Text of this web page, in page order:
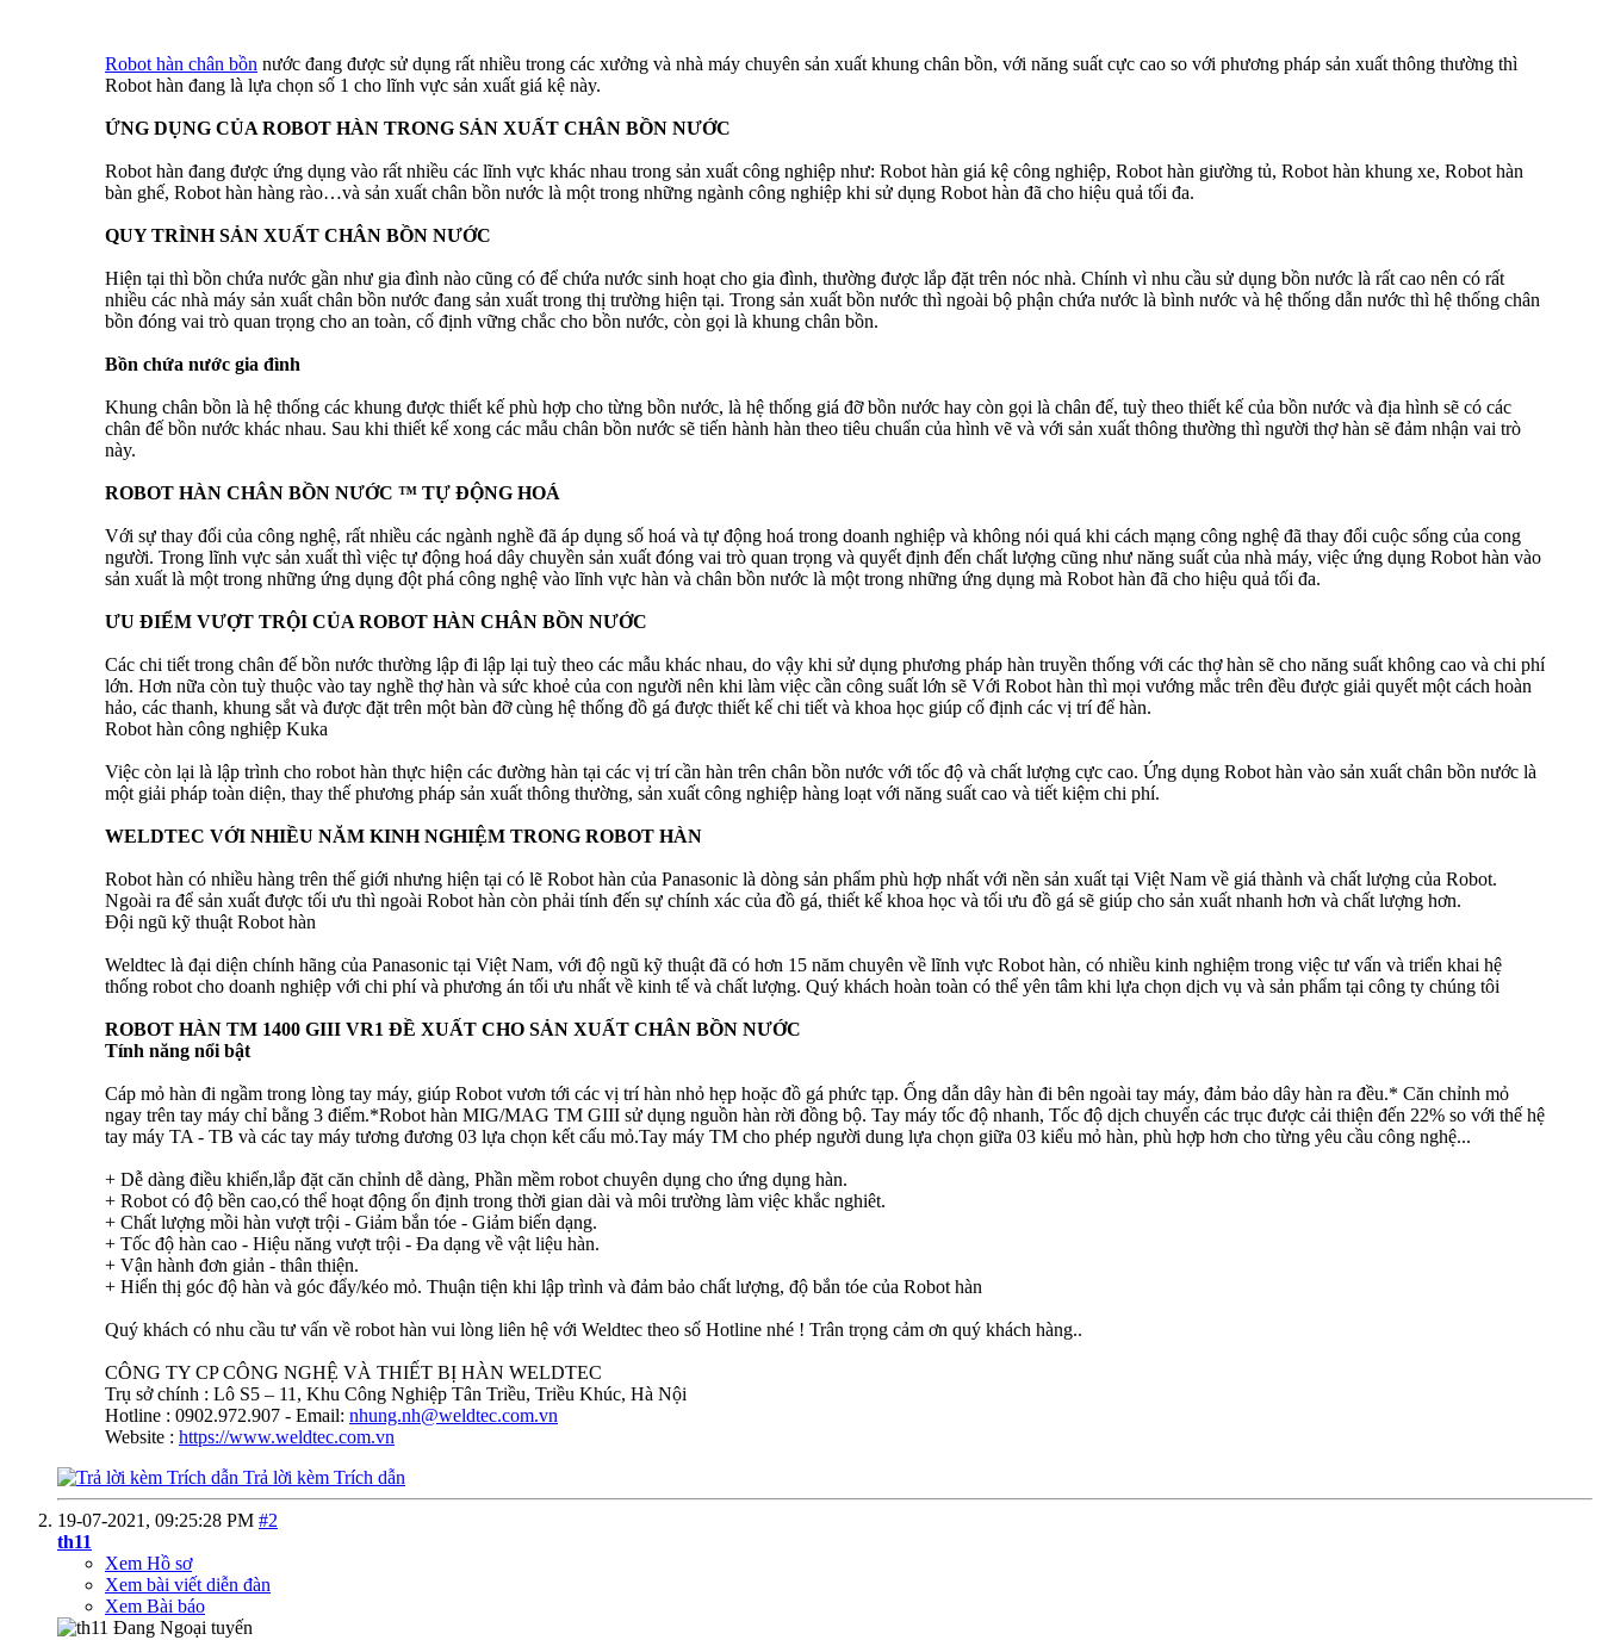
Robot hàn chân bồn nước đang được sử dụng rất nhiều trong các xưởng và nhà máy chuyên sản xuất khung chân bồn, với năng suất cực cao so với phương pháp sản xuất thông thường thì
Robot hàn đang là lựa chọn số 1 cho lĩnh vực sản xuất giá kệ này.
ỨNG DỤNG CỦA ROBOT HÀN TRONG SẢN XUẤT CHÂN BỒN NƯỚC
Robot hàn đang được ứng dụng vào rất nhiều các lĩnh vực khác nhau trong sản xuất công nghiệp như: Robot hàn giá kệ công nghiệp, Robot hàn giường tủ, Robot hàn khung xe, Robot hàn
bàn ghế, Robot hàn hàng rào…và sản xuất chân bồn nước là một trong những ngành công nghiệp khi sử dụng Robot hàn đã cho hiệu quả tối đa.
QUY TRÌNH SẢN XUẤT CHÂN BỒN NƯỚC
Hiện tại thì bồn chứa nước gần như gia đình nào cũng có để chứa nước sinh hoạt cho gia đình, thường được lắp đặt trên nóc nhà. Chính vì nhu cầu sử dụng bồn nước là rất cao nên có rất
nhiều các nhà máy sản xuất chân bồn nước đang sản xuất trong thị trường hiện tại. Trong sản xuất bồn nước thì ngoài bộ phận chứa nước là bình nước và hệ thống dẫn nước thì hệ thống chân
bồn đóng vai trò quan trọng cho an toàn, cố định vững chắc cho bồn nước, còn gọi là khung chân bồn.
Bồn chứa nước gia đình
Khung chân bồn là hệ thống các khung được thiết kế phù hợp cho từng bồn nước, là hệ thống giá đỡ bồn nước hay còn gọi là chân đế, tuỳ theo thiết kế của bồn nước và địa hình sẽ có các
chân đế bồn nước khác nhau. Sau khi thiết kế xong các mẫu chân bồn nước sẽ tiến hành hàn theo tiêu chuẩn của hình vẽ và với sản xuất thông thường thì người thợ hàn sẽ đảm nhận vai trò
này.
ROBOT HÀN CHÂN BỒN NƯỚC ™ TỰ ĐỘNG HOÁ
Với sự thay đổi của công nghệ, rất nhiều các ngành nghề đã áp dụng số hoá và tự động hoá trong doanh nghiệp và không nói quá khi cách mạng công nghệ đã thay đổi cuộc sống của cong
người. Trong lĩnh vực sản xuất thì việc tự động hoá dây chuyền sản xuất đóng vai trò quan trọng và quyết định đến chất lượng cũng như năng suất của nhà máy, việc ứng dụng Robot hàn vào
sản xuất là một trong những ứng dụng đột phá công nghệ vào lĩnh vực hàn và chân bồn nước là một trong những ứng dụng mà Robot hàn đã cho hiệu quả tối đa.
ƯU ĐIỂM VƯỢT TRỘI CỦA ROBOT HÀN CHÂN BỒN NƯỚC
Các chi tiết trong chân đế bồn nước thường lập đi lập lại tuỳ theo các mẫu khác nhau, do vậy khi sử dụng phương pháp hàn truyền thống với các thợ hàn sẽ cho năng suất không cao và chi phí
lớn. Hơn nữa còn tuỳ thuộc vào tay nghề thợ hàn và sức khoẻ của con người nên khi làm việc cần công suất lớn sẽ Với Robot hàn thì mọi vướng mắc trên đều được giải quyết một cách hoàn
hảo, các thanh, khung sắt và được đặt trên một bàn đỡ cùng hệ thống đồ gá được thiết kế chi tiết và khoa học giúp cố định các vị trí để hàn.
Robot hàn công nghiệp Kuka
Việc còn lại là lập trình cho robot hàn thực hiện các đường hàn tại các vị trí cần hàn trên chân bồn nước với tốc độ và chất lượng cực cao. Ứng dụng Robot hàn vào sản xuất chân bồn nước là
một giải pháp toàn diện, thay thế phương pháp sản xuất thông thường, sản xuất công nghiệp hàng loạt với năng suất cao và tiết kiệm chi phí.
WELDTEC VỚI NHIỀU NĂM KINH NGHIỆM TRONG ROBOT HÀN
Robot hàn có nhiều hàng trên thế giới nhưng hiện tại có lẽ Robot hàn của Panasonic là dòng sản phẩm phù hợp nhất với nền sản xuất tại Việt Nam về giá thành và chất lượng của Robot.
Ngoài ra để sản xuất được tối ưu thì ngoài Robot hàn còn phải tính đến sự chính xác của đồ gá, thiết kế khoa học và tối ưu đồ gá sẽ giúp cho sản xuất nhanh hơn và chất lượng hơn.
Đội ngũ kỹ thuật Robot hàn
Weldtec là đại diện chính hãng của Panasonic tại Việt Nam, với độ ngũ kỹ thuật đã có hơn 15 năm chuyên về lĩnh vực Robot hàn, có nhiều kinh nghiệm trong việc tư vấn và triển khai hệ
thống robot cho doanh nghiệp với chi phí và phương án tối ưu nhất về kinh tế và chất lượng. Quý khách hoàn toàn có thể yên tâm khi lựa chọn dịch vụ và sản phẩm tại công ty chúng tôi
ROBOT HÀN TM 1400 GIII VR1 ĐỀ XUẤT CHO SẢN XUẤT CHÂN BỒN NƯỚC
Tính năng nổi bật
Cáp mỏ hàn đi ngầm trong lòng tay máy, giúp Robot vươn tới các vị trí hàn nhỏ hẹp hoặc đồ gá phức tạp. Ống dẫn dây hàn đi bên ngoài tay máy, đảm bảo dây hàn ra đều.* Căn chỉnh mỏ
ngay trên tay máy chỉ bằng 3 điểm.*Robot hàn MIG/MAG TM GIII sử dụng nguồn hàn rời đồng bộ. Tay máy tốc độ nhanh, Tốc độ dịch chuyển các trục được cải thiện đến 22% so với thế hệ
tay máy TA - TB và các tay máy tương đương 03 lựa chọn kết cấu mỏ.Tay máy TM cho phép người dung lựa chọn giữa 03 kiểu mỏ hàn, phù hợp hơn cho từng yêu cầu công nghệ...
+ Dễ dàng điều khiển,lắp đặt căn chỉnh dễ dàng, Phần mềm robot chuyên dụng cho ứng dụng hàn.
+ Robot có độ bền cao,có thể hoạt động ổn định trong thời gian dài và môi trường làm việc khắc nghiêt.
+ Chất lượng mồi hàn vượt trội - Giảm bắn tóe - Giảm biến dạng.
+ Tốc độ hàn cao - Hiệu năng vượt trội - Đa dạng về vật liệu hàn.
+ Vận hành đơn giản - thân thiện.
+ Hiển thị góc độ hàn và góc đẩy/kéo mỏ. Thuận tiện khi lập trình và đảm bảo chất lượng, độ bắn tóe của Robot hàn
Quý khách có nhu cầu tư vấn về robot hàn vui lòng liên hệ với Weldtec theo số Hotline nhé ! Trân trọng cảm ơn quý khách hàng..
CÔNG TY CP CÔNG NGHỆ VÀ THIẾT BỊ HÀN WELDTEC
Trụ sở chính : Lô S5 – 11, Khu Công Nghiệp Tân Triều, Triều Khúc, Hà Nội
Hotline : 0902.972.907 - Email: nhung.nh@weldtec.com.vn
Website : https://www.weldtec.com.vn
Trả lời kèm Trích dẫn
19-07-2021, 09:25:28 PM #2
th11
Xem Hồ sơ
Xem bài viết diễn đàn
Xem Bài báo